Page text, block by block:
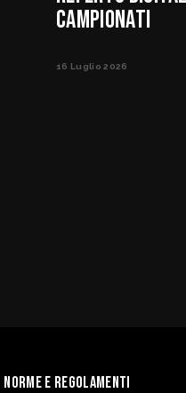
CAMPIONATI
16 Luglio 2026
Norme e Regolamenti